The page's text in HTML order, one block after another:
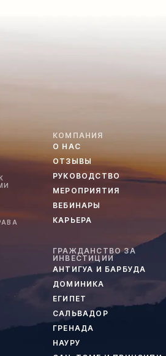
КОМПАНИЯ
О НАС
ОТЗЫВЫ
РУКОВОДСТВО
МЕРОПРИЯТИЯ
ВЕБИНАРЫ
КАРЬЕРА
ГРАЖДАНСТВО ЗА
ИНВЕСТИЦИИ
АНТИГУА И БАРБУДА
ДОМИНИКА
ЕГИПЕТ
САЛЬВАДОР
ГРЕНАДА
НАУРУ